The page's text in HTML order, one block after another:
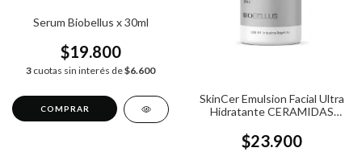
Serum Biobellus x 30ml
$19.800
3 cuotas sin interés de$6.600
SkinCer Emulsion Facial Ultra
Hidratante CERAMIDAS
$23.900